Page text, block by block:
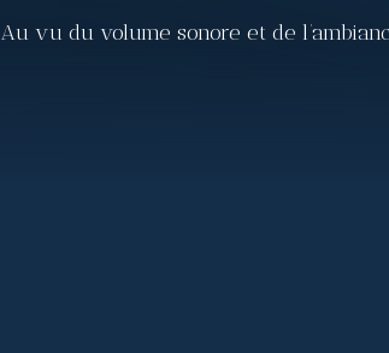
Au vu du volume sonore et de